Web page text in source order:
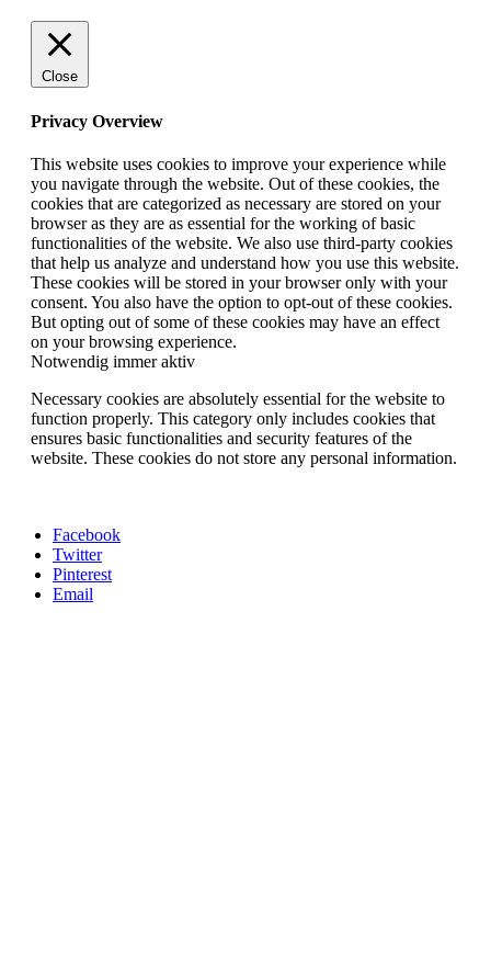
Close
Privacy Overview
This website uses cookies to improve your experience while
you navigate through the website. Out of these cookies, the
cookies that are categorized as necessary are stored on your
browser as they are as essential for the working of basic
functionalities of the website. We also use third-party cookies
that help us analyze and understand how you use this website.
These cookies will be stored in your browser only with your
consent. You also have the option to opt-out of these cookies.
But opting out of some of these cookies may have an effect
on your browsing experience.
Notwendig immer aktiv
Necessary cookies are absolutely essential for the website to
function properly. This category only includes cookies that
ensures basic functionalities and security features of the
website. These cookies do not store any personal information.
Facebook
Twitter
Pinterest
Email